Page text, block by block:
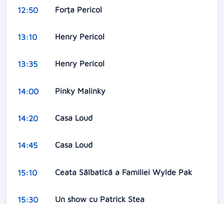
12:50 Forța Pericol
13:10 Henry Pericol
13:35 Henry Pericol
14:00 Pinky Malinky
14:20 Casa Loud
14:45 Casa Loud
15:10 Ceata Sălbatică a Familiei Wylde Pak
15:30 Un show cu Patrick Stea